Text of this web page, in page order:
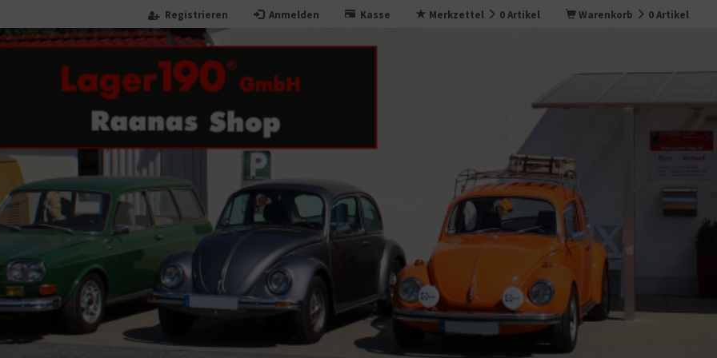
Registrieren Anmelden Kasse Merkzettel 0Artikel Warenkorb 0Artikel